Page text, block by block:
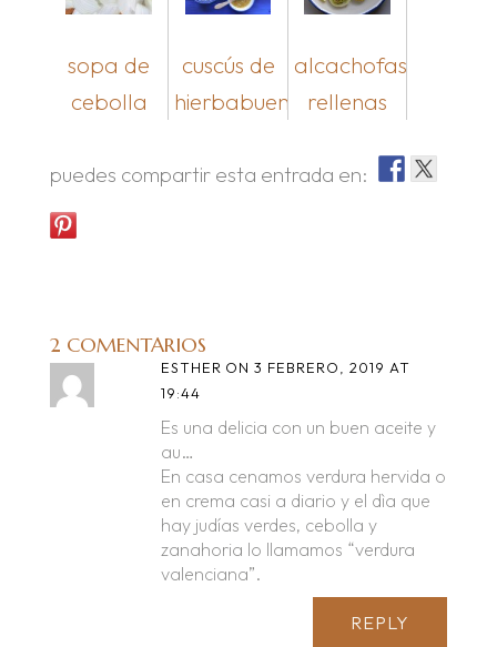
sopa de
cebolla
cuscús de
hierbabuena
alcachofas
rellenas
puedes compartir esta entrada en:
2 COMENTARIOS
ESTHER ON 3 FEBRERO, 2019 AT
19:44
Es una delicia con un buen aceite y
au…
En casa cenamos verdura hervida o
en crema casi a diario y el dìa que
hay judías verdes, cebolla y
zanahoria lo llamamos “verdura
valenciana”.
REPLY